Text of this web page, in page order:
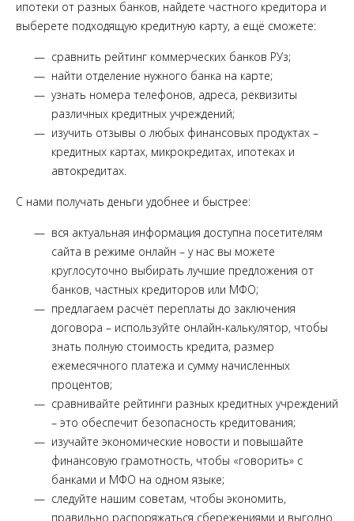
ипотеки от разных банков, найдете частного кредитора и
выберете подходящую кредитную карту, а ещё сможете:
сравнить рейтинг коммерческих банков РУз;
найти отделение нужного банка на карте;
узнать номера телефонов, адреса, реквизиты
различных кредитных учреждений;
изучить отзывы о любых финансовых продуктах –
кредитных картах, микрокредитах, ипотеках и
автокредитах.
С нами получать деньги удобнее и быстрее:
вся актуальная информация доступна посетителям
сайта в режиме онлайн – у нас вы можете
круглосуточно выбирать лучшие предложения от
банков, частных кредиторов или МФО;
предлагаем расчёт переплаты до заключения
договора – используйте онлайн-калькулятор, чтобы
знать полную стоимость кредита, размер
ежемесячного платежа и сумму начисленных
процентов;
сравнивайте рейтинги разных кредитных учреждений
– это обеспечит безопасность кредитования;
изучайте экономические новости и повышайте
финансовую грамотность, чтобы «говорить» с
банками и МФО на одном языке;
следуйте нашим советам, чтобы экономить,
правильно распоряжаться сбережениями и выгодно